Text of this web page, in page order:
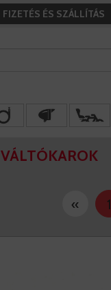
FIZETÉS ÉS SZÁLLÍTÁS
VÁLTÓKAROK
« 1